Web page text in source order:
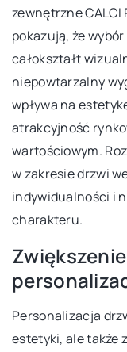
zewnętrzne CALCI
pokazują, że
całokształt
niepowtarzalny
wpływa na
atrakcyjność
wartościowym.
w zakresie drzwi
indywidualności i
charakteru.
Personalizacja
estetyki, ale także